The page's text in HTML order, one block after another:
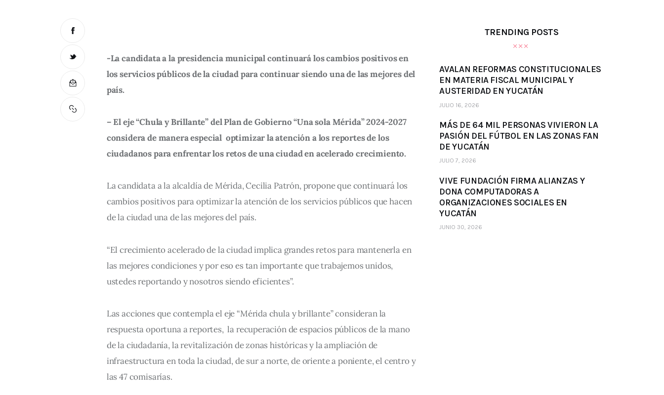
-La candidata a la presidencia municipal continuará los cambios positivos en
los servicios públicos de la ciudad para continuar siendo una de las mejores del
país.
– El eje “Chula y Brillante” del Plan de Gobierno “Una sola Mérida” 2024-2027
considera de manera especial  optimizar la atención a los reportes de los
ciudadanos para enfrentar los retos de una ciudad en acelerado crecimiento.
La candidata a la alcaldía de Mérida, Cecilia Patrón, propone que continuará los
cambios positivos para optimizar la atención de los servicios públicos que hacen
de la ciudad una de las mejores del país.
“El crecimiento acelerado de la ciudad implica grandes retos para mantenerla en
las mejores condiciones y por eso es tan importante que trabajemos unidos,
ustedes reportando y nosotros siendo eficientes”.
Las acciones que contempla el eje “Mérida chula y brillante” consideran la
respuesta oportuna a reportes,  la recuperación de espacios públicos de la mano
de la ciudadanía, la revitalización de zonas históricas y la ampliación de
infraestructura en toda la ciudad, de sur a norte, de oriente a poniente, el centro y
las 47 comisarías.
TRENDING POSTS
AVALAN REFORMAS CONSTITUCIONALES
EN MATERIA FISCAL MUNICIPAL Y
AUSTERIDAD EN YUCATÁN
JULIO 16, 2026
MÁS DE 64 MIL PERSONAS VIVIERON LA
PASIÓN DEL FÚTBOL EN LAS ZONAS FAN
DE YUCATÁN
JULIO 7, 2026
VIVE FUNDACIÓN FIRMA ALIANZAS Y
DONA COMPUTADORAS A
ORGANIZACIONES SOCIALES EN
YUCATÁN
JUNIO 30, 2026